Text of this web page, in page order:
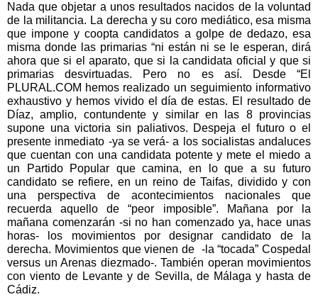
Nada que objetar a unos resultados nacidos de la voluntad
de la militancia. La derecha y su coro mediático, esa misma
que impone y coopta candidatos a golpe de dedazo, esa
misma donde las primarias “ni están ni se le esperan, dirá
ahora que si el aparato, que si la candidata oficial y que si
primarias desvirtuadas. Pero no es así. Desde “El
PLURAL.COM hemos realizado un seguimiento informativo
exhaustivo y hemos vivido el día de estas. El resultado de
Díaz, amplio, contundente y similar en las 8 provincias
supone una victoria sin paliativos. Despeja el futuro o el
presente inmediato -ya se verá- a los socialistas andaluces
que cuentan con una candidata potente y mete el miedo a
un Partido Popular que camina, en lo que a su futuro
candidato se refiere, en un reino de Taifas, dividido y con
una perspectiva de acontecimientos nacionales que
recuerda aquello de “peor imposible”. Mañana por la
mañana comenzarán -si no han comenzado ya, hace unas
horas- los movimientos por designar candidato de la
derecha. Movimientos que vienen de -la “tocada” Cospedal
versus un Arenas diezmado-. También operan movimientos
con viento de Levante y de Sevilla, de Málaga y hasta de
Cádiz.